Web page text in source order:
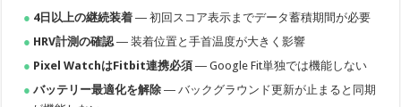
4日以上の継続装着 ― 初回スコア表示までデータ蓄積期間が必要
HRV計測の確認― 装着位置と手首温度が大きく影響
Pixel WatchはFitbit連携必須 ― Google Fit単独では機能しない
バッテリー最適化を解除 ― バックグラウンド更新が止まると同期